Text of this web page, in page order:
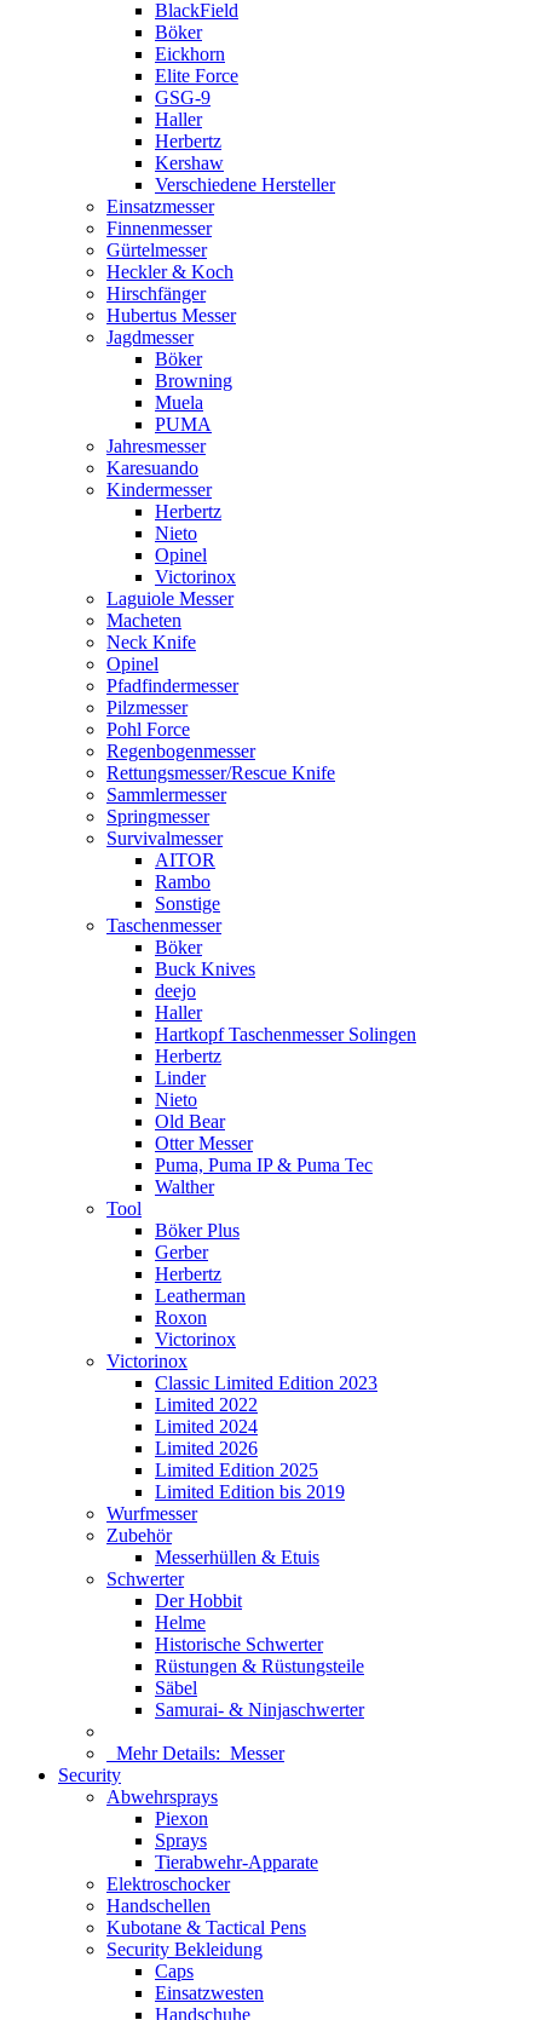
BlackField
Böker
Eickhorn
Elite Force
GSG-9
Haller
Herbertz
Kershaw
Verschiedene Hersteller
Einsatzmesser
Finnenmesser
Gürtelmesser
Heckler & Koch
Hirschfänger
Hubertus Messer
Jagdmesser
Böker
Browning
Muela
PUMA
Jahresmesser
Karesuando
Kindermesser
Herbertz
Nieto
Opinel
Victorinox
Laguiole Messer
Macheten
Neck Knife
Opinel
Pfadfindermesser
Pilzmesser
Pohl Force
Regenbogenmesser
Rettungsmesser/Rescue Knife
Sammlermesser
Springmesser
Survivalmesser
AITOR
Rambo
Sonstige
Taschenmesser
Böker
Buck Knives
deejo
Haller
Hartkopf Taschenmesser Solingen
Herbertz
Linder
Nieto
Old Bear
Otter Messer
Puma, Puma IP & Puma Tec
Walther
Tool
Böker Plus
Gerber
Herbertz
Leatherman
Roxon
Victorinox
Victorinox
Classic Limited Edition 2023
Limited 2022
Limited 2024
Limited 2026
Limited Edition 2025
Limited Edition bis 2019
Wurfmesser
Zubehör
Messerhüllen & Etuis
Schwerter
Der Hobbit
Helme
Historische Schwerter
Rüstungen & Rüstungsteile
Säbel
Samurai- & Ninjaschwerter
Mehr Details: Messer
Security
Abwehrsprays
Piexon
Sprays
Tierabwehr-Apparate
Elektroschocker
Handschellen
Kubotane & Tactical Pens
Security Bekleidung
Caps
Einsatzwesten
Handschuhe